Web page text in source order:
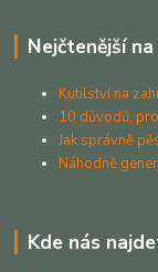
Nejčtenější
Kutilství na
10 důvodů,
Jak správně
Náhodně
Kde nás